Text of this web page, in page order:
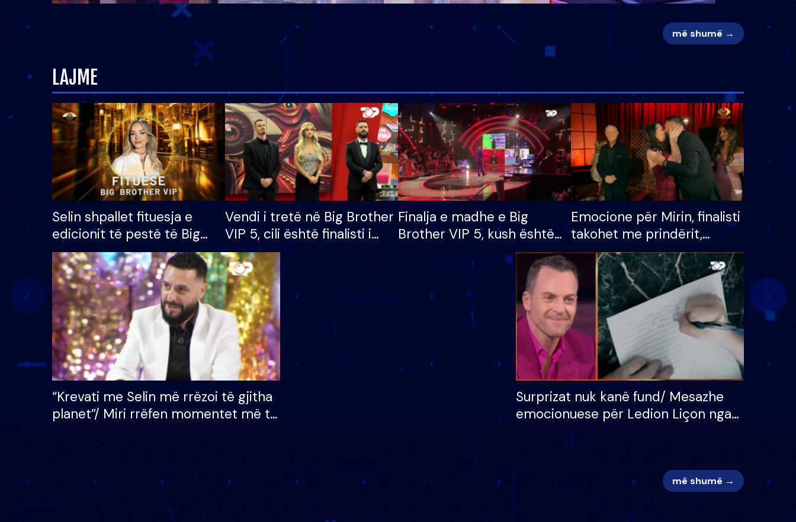
më shumë →
LAJME
Selin shpallet fituesja e
edicionit të pestë të Big
Brother VIP, rrëmben
çmimin e madh prej 100
mijë eurosh
Vendi i tretë në Big Brother
VIP 5, cili është finalisti i
radhës që lë shtëpinë
Finalja e madhe e Big
Brother VIP 5, kush është
banori i parë që lë shtëpinë
dhe humb mundësinë për
të fituar çmimin e madh
Emocione për Mirin, finalisti
takohet me prindërit,
vajzën dhe bashkëshorten:
S’kemi ndonjë letër divorci
apo jo?
“Krevati me Selin më rrëzoi të gjitha
planet”/ Miri rrëfen momentet më të
mungojë zilja e mëngjesit kur…
Surprizat nuk kanë fund/ Mesazhe
emocionuese për Ledion Liçon nga
më shumë →